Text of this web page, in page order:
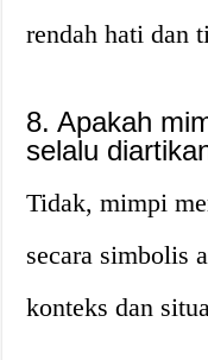
rendah hati dan
8. Apakah
selalu
Tidak, mimpi
secara simbolis
konteks dan